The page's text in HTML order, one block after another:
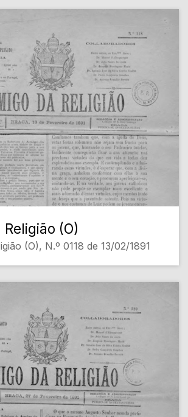
(O)
(O), N.º 0118 de 13/02/1891